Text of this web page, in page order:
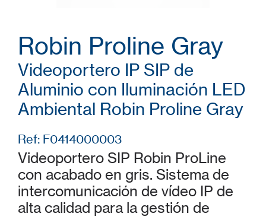
Robin Proline Gray
Videoportero IP SIP de
Aluminio con Iluminación LED
Ambiental Robin Proline Gray
Ref: F0414000003
Videoportero SIP Robin ProLine
con acabado en gris. Sistema de
intercomunicación de vídeo IP de
alta calidad para la gestión de